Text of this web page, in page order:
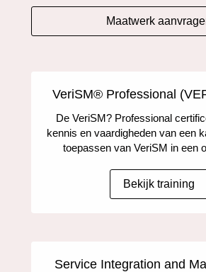
Maatwerk
VeriSM® Professional
De VeriSM? Professional
kennis en vaardigheden van een
toepassen van VeriSM in een
Bekijk training
Service Integration and